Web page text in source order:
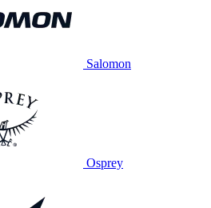
Salomon
Osprey